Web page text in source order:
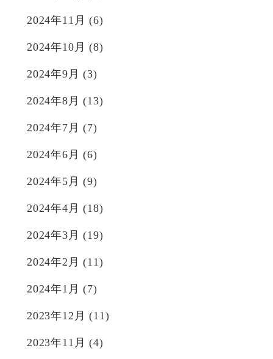
2024年11月 (6)
2024年10月 (8)
2024年9月 (3)
2024年8月 (13)
2024年7月 (7)
2024年6月 (6)
2024年5月 (9)
2024年4月 (18)
2024年3月 (19)
2024年2月 (11)
2024年1月 (7)
2023年12月 (11)
2023年11月 (4)